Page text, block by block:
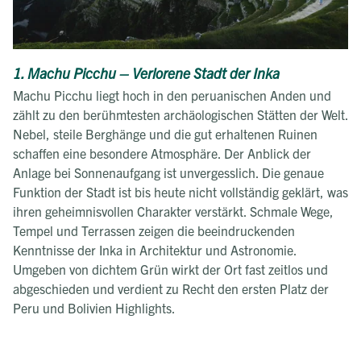
1. Machu Picchu – Verlorene Stadt der Inka
Machu Picchu liegt hoch in den peruanischen Anden und
zählt zu den berühmtesten archäologischen Stätten der Welt.
Nebel, steile Berghänge und die gut erhaltenen Ruinen
schaffen eine besondere Atmosphäre. Der Anblick der
Anlage bei Sonnenaufgang ist unvergesslich. Die genaue
Funktion der Stadt ist bis heute nicht vollständig geklärt, was
ihren geheimnisvollen Charakter verstärkt. Schmale Wege,
Tempel und Terrassen zeigen die beeindruckenden
Kenntnisse der Inka in Architektur und Astronomie.
Umgeben von dichtem Grün wirkt der Ort fast zeitlos und
abgeschieden und verdient zu Recht den ersten Platz der
Peru und Bolivien Highlights.